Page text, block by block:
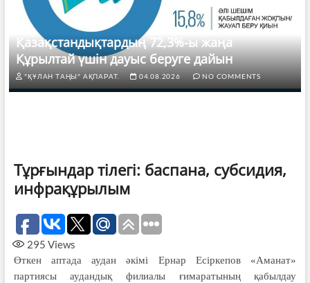
Қазақстандықтардың 72,3%-ы жаңа
Құрылтай үшін дауыс беруге дайын
"ҚҰЛАН ТАҢЫ" АҚПАРАТ. 04.08.2026 NO COMMENTS
Тұрғындар тілегі: баспана, субсидия,
инфрақұрылым
295 Views
Өткен аптада аудан әкімі Ернар Есіркепов «Аманат»
партиясы аудандық филиалы ғимаратының қабылдау